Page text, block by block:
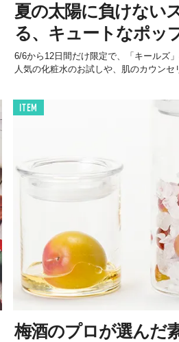
夏の太陽に負けない
る、キュートなポッ
6/6から12日間だけ限定で、「キールズ
人気の化粧水のお試しや、肌のカウンセ
ITEM
梅酒のプロが選んだ